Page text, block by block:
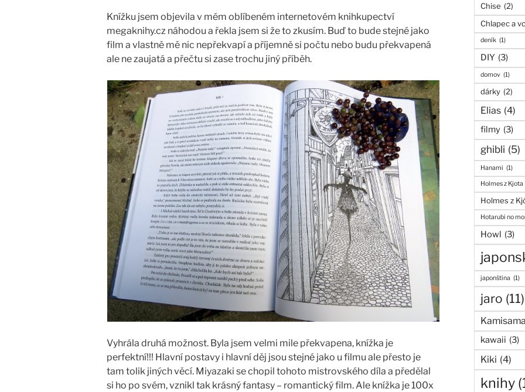
Knížku jsem objevila v mém oblíbeném internetovém knihkupectví
megaknihy.cz náhodou a řekla jsem si že to zkusím. Buď to bude stejné jako
film a vlastně mě nic nepřekvapí a příjemně si počtu nebo budu překvapená
ale ne zaujatá a přečtu si zase trochu jiný příběh.
Vyhrála druhá možnost. Byla jsem velmi mile překvapena, knížka je
perfektní!!! Hlavní postavy i hlavní děj jsou stejné jako u filmu ale přesto je
tam tolik jiných věcí. Miyazaki se chopil tohoto mistrovského díla a předělal
si ho po svém, vznikl tak krásný fantasy – romantický film. Ale knížka je 100x
Chise (2)
Chlapec a
deník (1)
DIY (3)
domov (1)
dárky (2)
Elias (4)
filmy (3)
ghibli (5)
Hanami (1)
Holmes z Kjota
Holmes z
Hotarubi no
Howl (3)
japonština (1)
jaro (11)
kawaii (3)
Kiki (4)
knihy